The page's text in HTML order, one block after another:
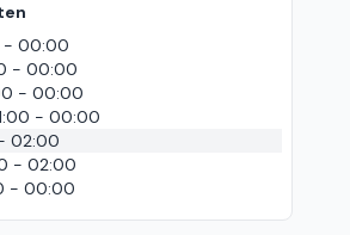
- 00:00
- 00:00
- 00:00
- 00:00
02:00
- 02:00
- 00:00